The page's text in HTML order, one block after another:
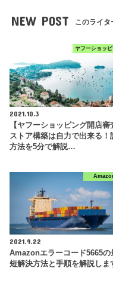
NEW POST このライタ
ヤフーショッ
2021.10.3
【ヤフーショッピング開店審
ストア構築は自力で出来る！
方法を5分で解説…
2021.9.22
Amazonエラーコード5665の
短解決方法と手順を解説しま